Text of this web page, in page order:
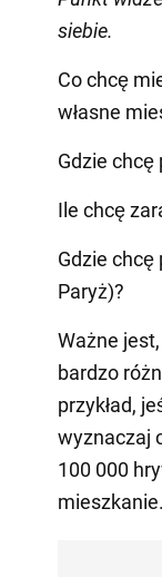
siebie.
Co chcę
własne
Gdzie chcę
Ile chcę
Gdzie
Paryż)?
Ważne
bardzo
przykład,
wyznaczaj
100 000
mieszkanie.